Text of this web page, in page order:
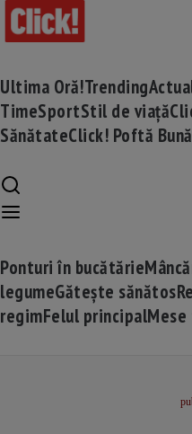
Ultima Oră!Trending
TimeSportStil de viață
SănătateClick! Poftă
Ponturi în bucătărie
legumeGătește sănătos
regimFelul principal